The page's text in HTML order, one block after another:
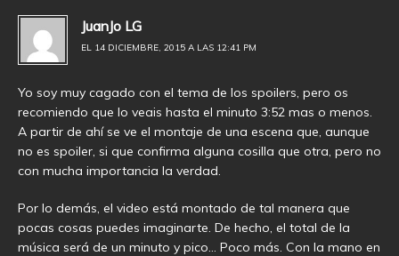
JuanJo LG
EL 14 DICIEMBRE, 2015 A LAS 12:41 PM
Yo soy muy cagado con el tema de los spoilers, pero os
recomiendo que lo veais hasta el minuto 3:52 mas o menos.
A partir de ahí se ve el montaje de una escena que, aunque
no es spoiler, si que confirma alguna cosilla que otra, pero no
con mucha importancia la verdad.
Por lo demás, el video está montado de tal manera que
pocas cosas puedes imaginarte. De hecho, el total de la
música será de un minuto y pico… Poco más. Con la mano en